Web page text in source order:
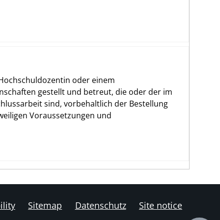
oder einem
gestellt und betreut, die oder der im
sind, vorbehaltlich der Bestellung
Voraussetzungen und
Sitemap Datenschutz Site notice